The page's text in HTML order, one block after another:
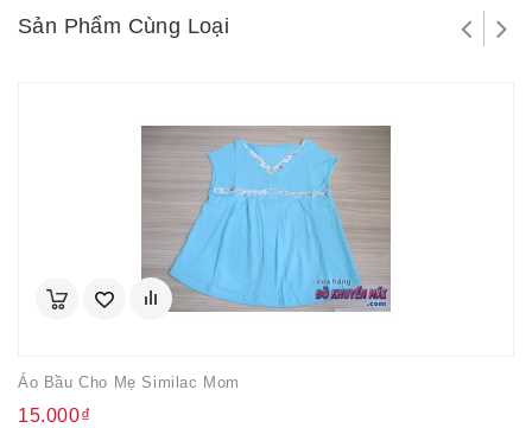
Sản Phẩm Cùng Loại
Áo Bầu Cho Mẹ Similac Mom
15.000₫